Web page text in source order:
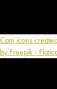
Cam icons
by Freepik -